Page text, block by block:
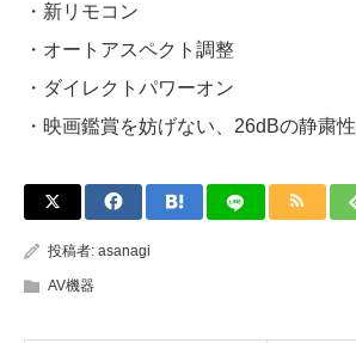
・新リモコン
・オートアスペクト調整
・ダイレクトパワーオン
・映画鑑賞を妨げない、26dBの静粛性
投稿者: asanagi
AV機器